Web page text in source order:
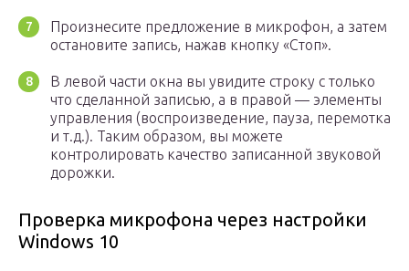
Произнесите предложение в микрофон, а затем
остановите запись, нажав кнопку «Стоп».
В левой части окна вы увидите строку с только
что сделанной записью, а в правой — элементы
управления (воспроизведение, пауза, перемотка
и т.д.). Таким образом, вы можете
контролировать качество записанной звуковой
дорожки.
Проверка микрофона через настройки
Windows 10